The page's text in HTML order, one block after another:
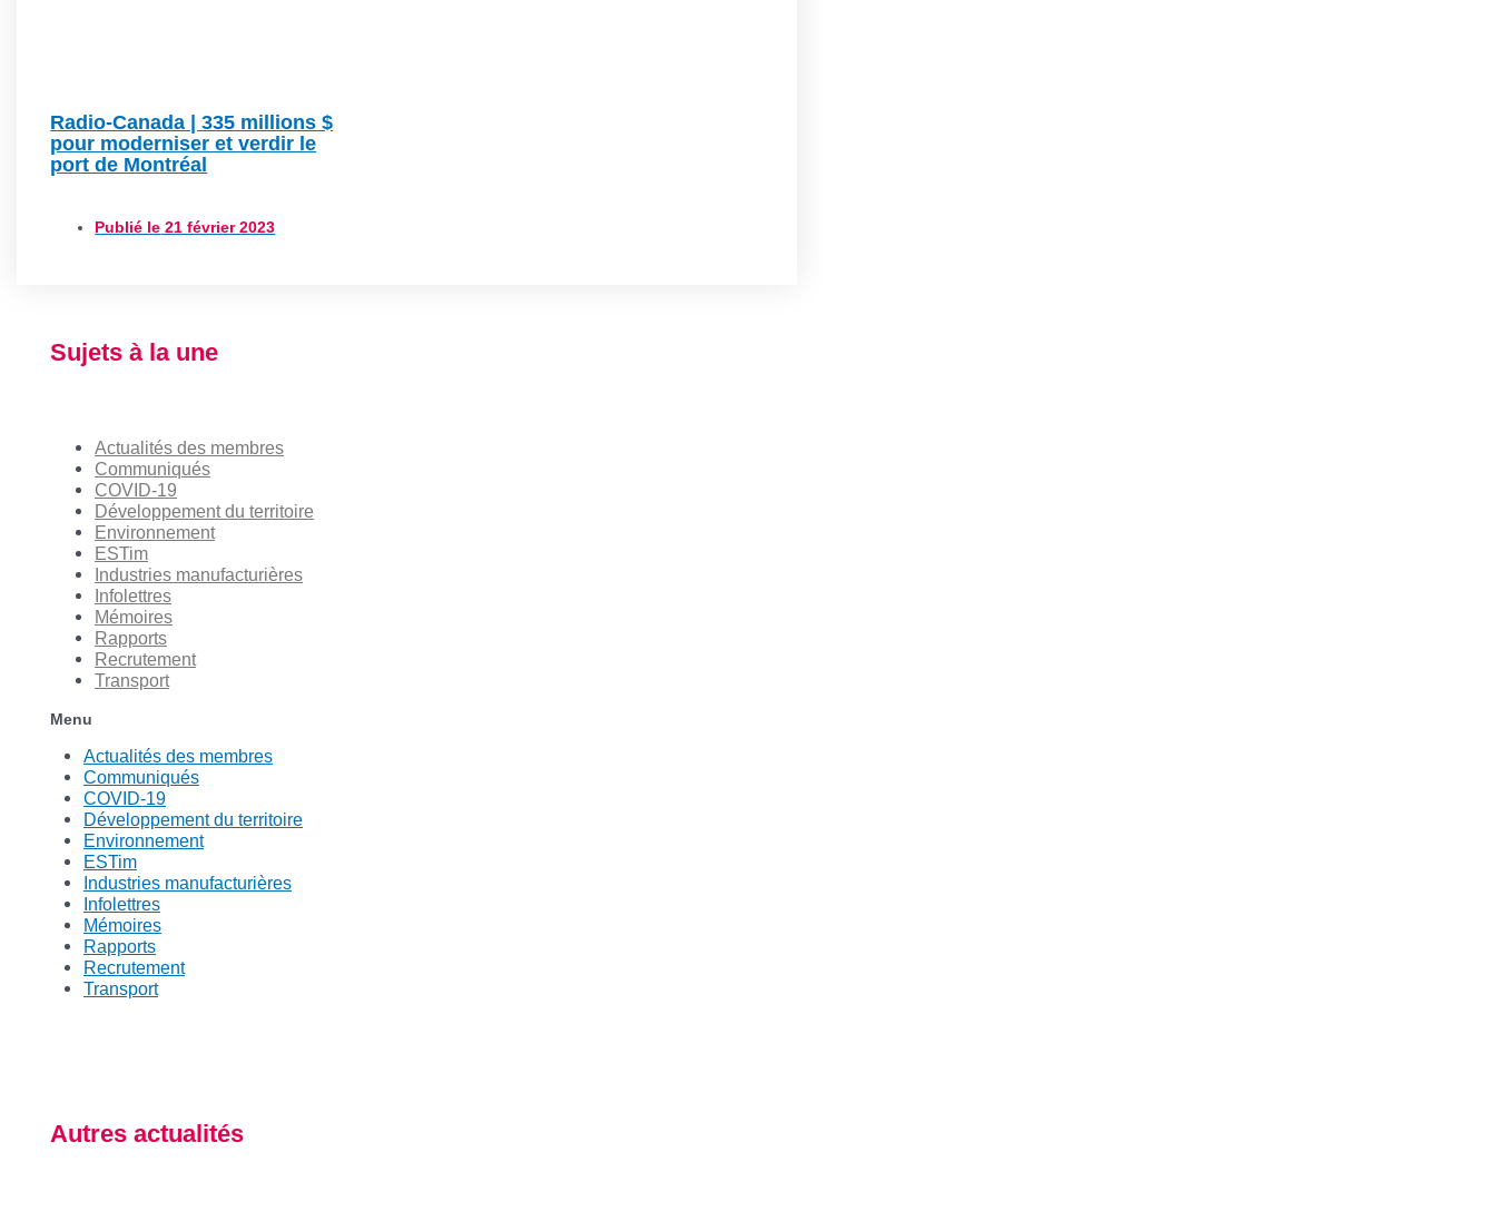
Radio-Canada | 335 millions $
pour moderniser et verdir le
port de Montréal
Publié le 21 février 2023
Sujets à la une
Actualités des membres
Communiqués
COVID-19
Développement du territoire
Environnement
ESTim
Industries manufacturières
Infolettres
Mémoires
Rapports
Recrutement
Transport
Menu
Actualités des membres
Communiqués
COVID-19
Développement du territoire
Environnement
ESTim
Industries manufacturières
Infolettres
Mémoires
Rapports
Recrutement
Transport
Autres actualités